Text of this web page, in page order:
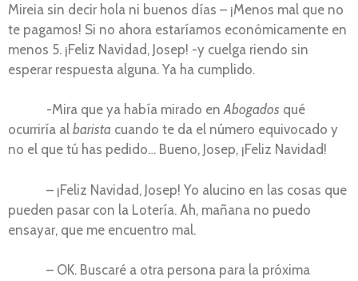
Mireia sin decir hola ni buenos días – ¡Menos mal que no
te pagamos! Si no ahora estaríamos económicamente en
menos 5. ¡Feliz Navidad, Josep! -y cuelga riendo sin
esperar respuesta alguna. Ya ha cumplido.
-Mira que ya había mirado enAbogados qué
ocurriría al barista cuando te da el número equivocado y
no el que tú has pedido… Bueno, Josep, ¡Feliz Navidad!
– ¡Feliz Navidad, Josep! Yo alucino en las cosas que
pueden pasar con la Lotería. Ah, mañana no puedo
ensayar, que me encuentro mal.
– OK. Buscaré a otra persona para la próxima